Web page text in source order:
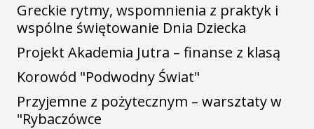
Greckie rytmy, wspomnienia z praktyk i
wspólne świętowanie Dnia Dziecka
Projekt Akademia Jutra – finanse z klasą
Korowód "Podwodny Świat"
Przyjemne z pożytecznym – warsztaty w
"Rybaczówce